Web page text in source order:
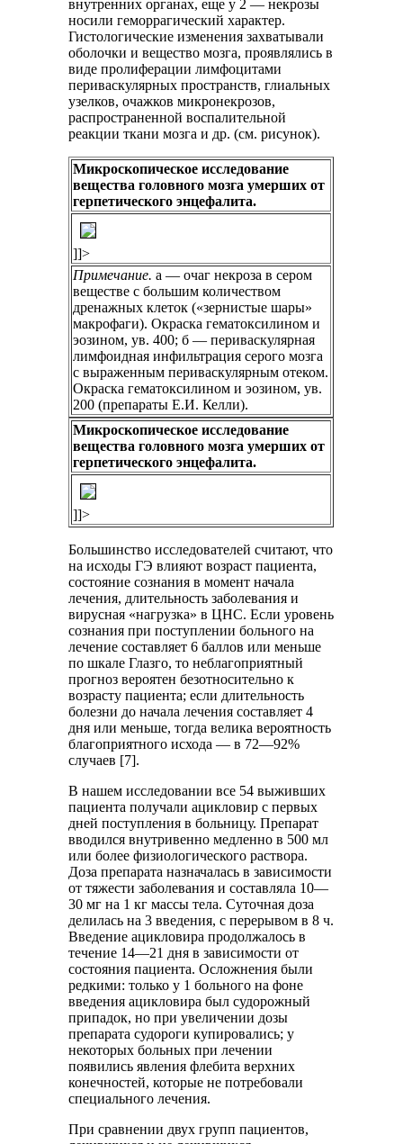
внутренних органах, еще у 2 — некрозы
носили геморрагический характер.
Гистологические изменения захватывали
оболочки и вещество мозга, проявлялись в
виде пролиферации лимфоцитами
периваскулярных пространств, глиальных
узелков, очажков микронекрозов,
распространенной воспалительной
реакции ткани мозга и др. (см. рисунок).
Микроскопическое исследование
вещества головного мозга умерших от
герпетического энцефалита.
]]>
Примечание. а — очаг некроза в сером
веществе с большим количеством
дренажных клеток («зернистые шары»
макрофаги). Окраска гематоксилином и
эозином, ув. 400; б — периваскулярная
лимфоидная инфильтрация серого мозга
с выраженным периваскулярным отеком.
Окраска гематоксилином и эозином, ув.
200 (препараты Е.И. Келли).
Микроскопическое исследование
вещества головного мозга умерших от
герпетического энцефалита.
]]>
Большинство исследователей считают, что
на исходы ГЭ влияют возраст пациента,
состояние сознания в момент начала
лечения, длительность заболевания и
вирусная «нагрузка» в ЦНС. Если уровень
сознания при поступлении больного на
лечение составляет 6 баллов или меньше
по шкале Глазго, то неблагоприятный
прогноз вероятен безотносительно к
возрасту пациента; если длительность
болезни до начала лечения составляет 4
дня или меньше, тогда велика вероятность
благоприятного исхода — в 72—92%
случаев [7].
В нашем исследовании все 54 выживших
пациента получали ацикловир с первых
дней поступления в больницу. Препарат
вводился внутривенно медленно в 500 мл
или более физиологического раствора.
Доза препарата назначалась в зависимости
от тяжести заболевания и составляла 10—
30 мг на 1 кг массы тела. Суточная доза
делилась на 3 введения, с перерывом в 8 ч.
Введение ацикловира продолжалось в
течение 14—21 дня в зависимости от
состояния пациента. Осложнения были
редкими: только у 1 больного на фоне
введения ацикловира был судорожный
припадок, но при увеличении дозы
препарата судороги купировались; у
некоторых больных при лечении
появились явления флебита верхних
конечностей, которые не потребовали
специального лечения.
При сравнении двух групп пациентов,